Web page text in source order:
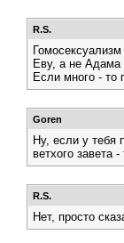
R.S.
Еву, а не Адама
Если много - то
Goren
Ну, если у тебя
ветхого завета -
R.S.
Нет, просто